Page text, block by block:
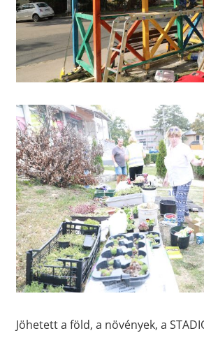
Jöhetett a föld, a növények, a